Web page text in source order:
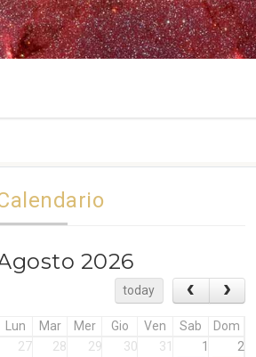
2026
today
Lun Mar Mer Gio Ven Sab
Dom
27
28 29 30 31 1 2